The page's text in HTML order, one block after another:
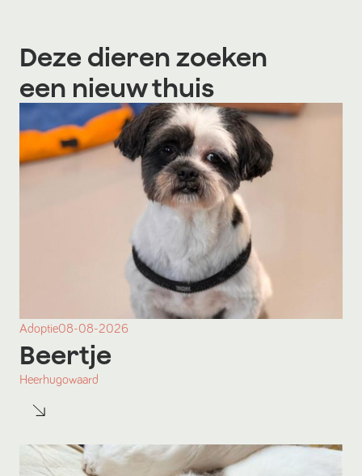
Deze dieren zoeken
een nieuw thuis
Adoptie08-08-2026
Beertje
Heerhugowaard